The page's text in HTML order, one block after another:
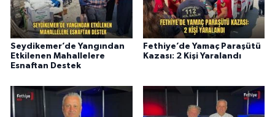
Seydikemer’de Yangından
Etkilenen Mahallelere
Esnaftan Destek
Fethiye’de Yamaç Paraşütü
Kazası: 2 Kişi Yaralandı